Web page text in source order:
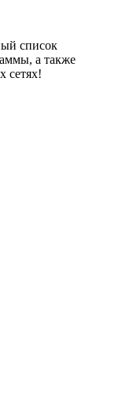
список
а также
сетях!